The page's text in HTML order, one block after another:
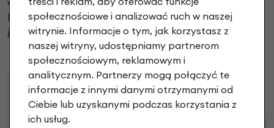
wyrobili się w gwarantowanym terminie. Ale koniec
końców towar z parodniowym poślizgiem dotarł i
jestem zadowolony.
Raty Leasing
społecznościowe i analizować ruch w naszej
witrynie. Informacje o tym, jak korzystasz z
naszej witryny, udostępniamy partnerom
społecznościowym, reklamowym i
analitycznym. Partnerzy mogą połączyć te
informacje z innymi danymi otrzymanymi od
Ciebie lub uzyskanymi podczas korzystania z
ich usług.